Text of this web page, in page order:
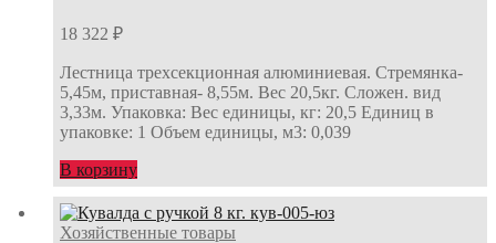
18 322 ₽
Лестница трехсекционная алюминиевая. Стремянка-
5,45м, приставная- 8,55м. Вес 20,5кг. Сложен. вид
3,33м. Упаковка: Вес единицы, кг: 20,5 Единиц в
упаковке: 1 Объем единицы, м3: 0,039
В корзину
Хозяйственные товары